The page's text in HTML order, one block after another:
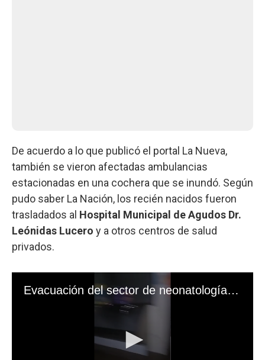
De acuerdo a lo que publicó el portal La Nueva,
también se vieron afectadas ambulancias
estacionadas en una cochera que se inundó. Según
pudo saber La Nación, los recién nacidos fueron
trasladados al Hospital Municipal de Agudos Dr.
Leónidas Lucero y a otros centros de salud
privados.